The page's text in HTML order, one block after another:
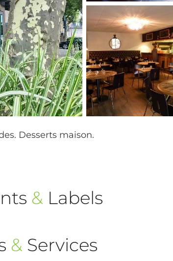
Desserts maison.
& Labels
& Services